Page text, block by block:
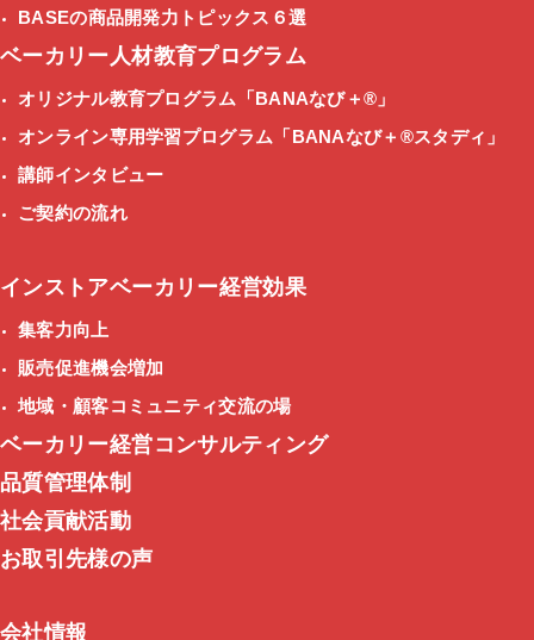
BASEの商品開発力トピックス６選
ベーカリー人材教育プログラム
オリジナル教育プログラム 「BANAなび＋®」
オンライン専用学習プログラム 「BANAなび＋®スタディ」
講師インタビュー
ご契約の流れ
インストアベーカリー経営効果
集客力向上
販売促進機会増加
地域・顧客コミュニティ交流の場
ベーカリー経営コンサルティング
品質管理体制
社会貢献活動
お取引先様の声
会社情報